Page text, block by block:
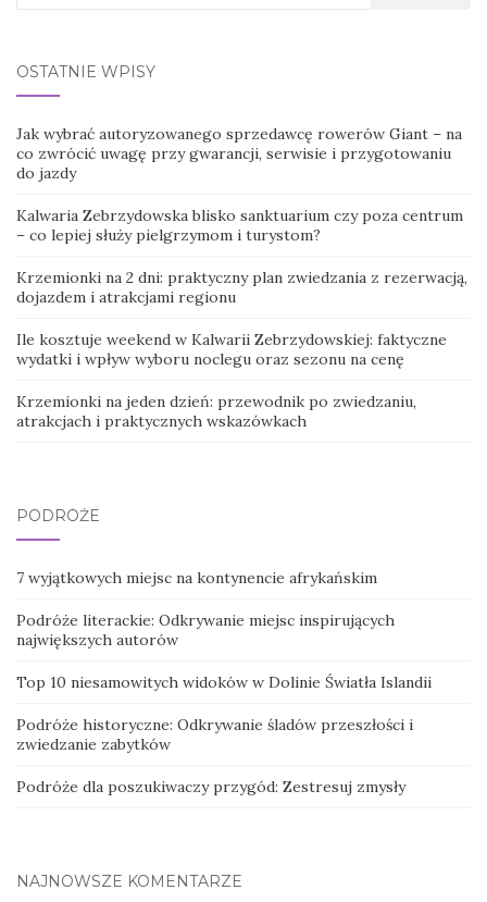
OSTATNIE WPISY
Jak wybrać autoryzowanego sprzedawcę rowerów Giant – na
co zwrócić uwagę przy gwarancji, serwisie i przygotowaniu
do jazdy
Kalwaria Zebrzydowska blisko sanktuarium czy poza centrum
– co lepiej służy pielgrzymom i turystom?
Krzemionki na 2 dni: praktyczny plan zwiedzania z rezerwacją,
dojazdem i atrakcjami regionu
Ile kosztuje weekend w Kalwarii Zebrzydowskiej: faktyczne
wydatki i wpływ wyboru noclegu oraz sezonu na cenę
Krzemionki na jeden dzień: przewodnik po zwiedzaniu,
atrakcjach i praktycznych wskazówkach
PODRÓŻE
7 wyjątkowych miejsc na kontynencie afrykańskim
Podróże literackie: Odkrywanie miejsc inspirujących
największych autorów
Top 10 niesamowitych widoków w Dolinie Światła Islandii
Podróże historyczne: Odkrywanie śladów przeszłości i
zwiedzanie zabytków
Podróże dla poszukiwaczy przygód: Zestresuj zmysły
NAJNOWSZE KOMENTARZE